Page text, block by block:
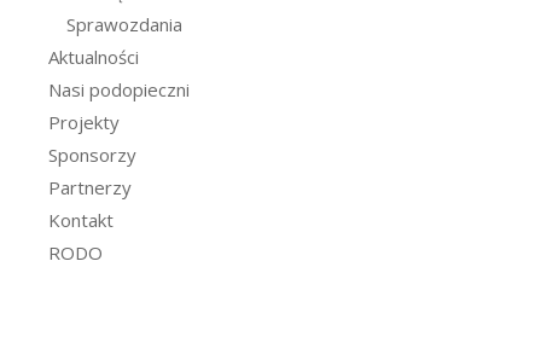
Sprawozdania
Aktualności
Nasi podopieczni
Projekty
Sponsorzy
Partnerzy
Kontakt
RODO